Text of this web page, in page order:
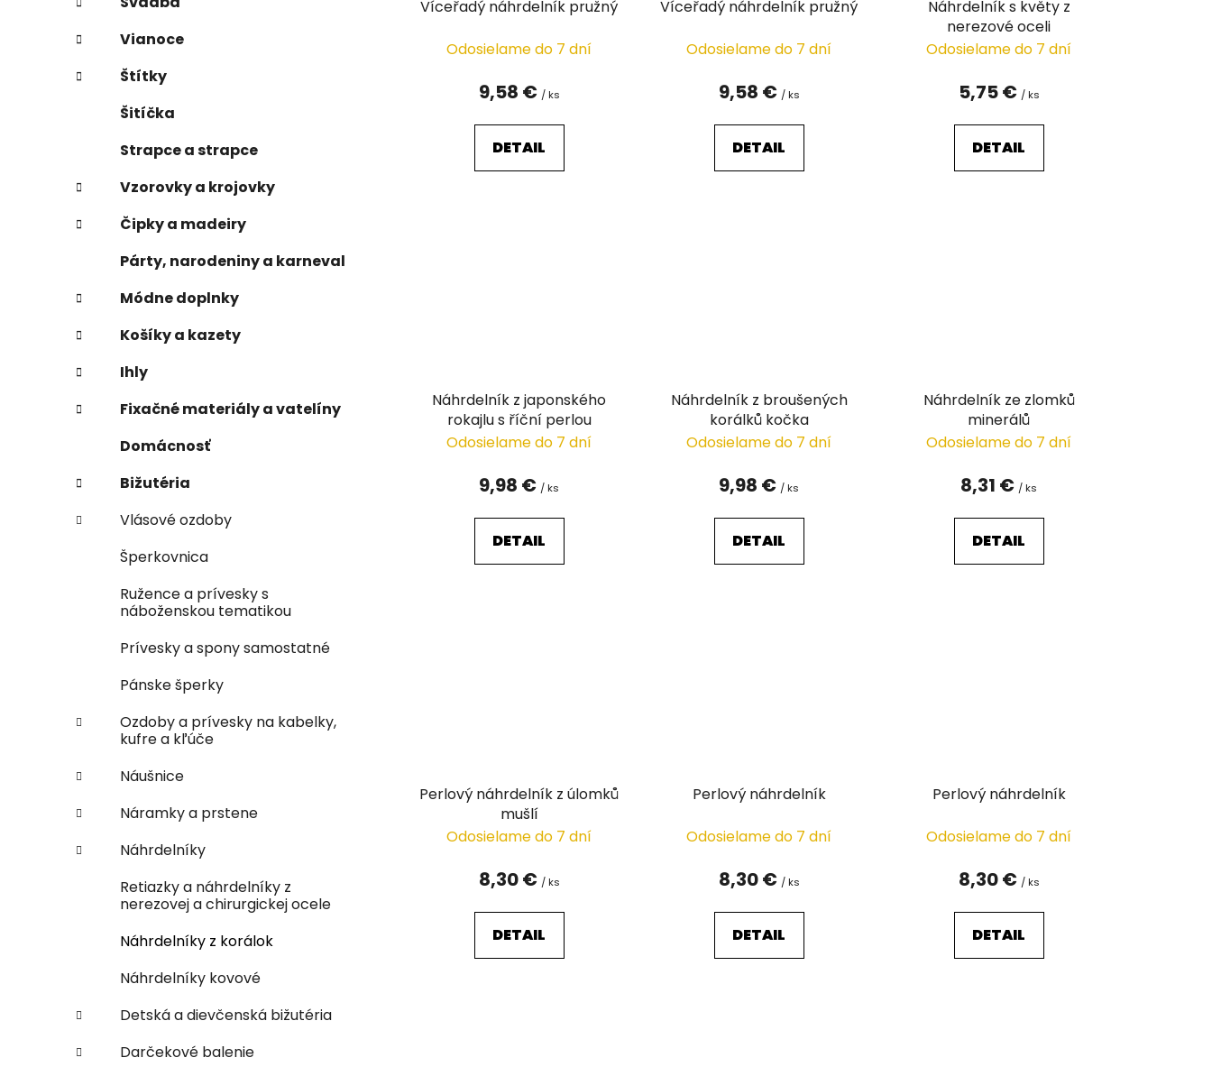
Vianoce
Štítky
Šitíčka
Strapce a strapce
Vzorovky a krojovky
Čipky a madeiry
Párty, narodeniny a karneval
Módne doplnky
Košíky a kazety
Ihly
Fixačné materiály a vatelíny
Domácnosť
Bižutéria
Vlásové ozdoby
Šperkovnica
Ružence a prívesky s
náboženskou tematikou
Prívesky a spony samostatné
Pánske šperky
Ozdoby a prívesky na kabelky,
kufre a kľúče
Náušnice
Náramky a prstene
Náhrdelníky
Retiazky a náhrdelníky z
nerezovej a chirurgickej ocele
Náhrdelníky z korálok
Náhrdelníky kovové
Detská a dievčenská bižutéria
Darčekové balenie
Víceřadý náhrdelník pružný
Odosielame do 7 dní
9,58 € / ks
DETAIL
Víceřadý náhrdelník pružný
Odosielame do 7 dní
9,58 € / ks
DETAIL
Náhrdelník s květy z
nerezové oceli
Odosielame do 7 dní
5,75 € / ks
DETAIL
Náhrdelník z japonského
rokajlu s říční perlou
Odosielame do 7 dní
9,98 € / ks
DETAIL
Náhrdelník z broušených
korálků kočka
Odosielame do 7 dní
9,98 € / ks
DETAIL
Náhrdelník ze zlomků
minerálů
Odosielame do 7 dní
8,31 € / ks
DETAIL
Perlový náhrdelník z úlomků
mušlí
Odosielame do 7 dní
8,30 € / ks
DETAIL
Perlový náhrdelník
Odosielame do 7 dní
8,30 € / ks
DETAIL
Perlový náhrdelník
Odosielame do 7 dní
8,30 € / ks
DETAIL